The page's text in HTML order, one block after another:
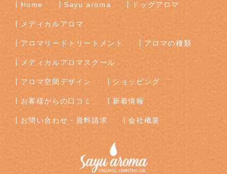
Home Sayu aroma ドッグアロマ
メディカルアロマ
アロマリードトリートメント アロマの種類
メディカルアロマスクール
アロマ空間デザイン ショッピング
お客様からの口コミ 新着情報
お問い合わせ・資料請求 会社概要